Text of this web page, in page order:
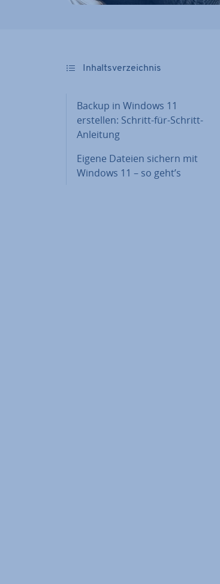
In­halts­ver­zeich­nis
Backup in Windows 11
erstellen: Schritt-für-Schritt-
Anleitung
Eigene Dateien sichern mit
Windows 11 – so geht’s